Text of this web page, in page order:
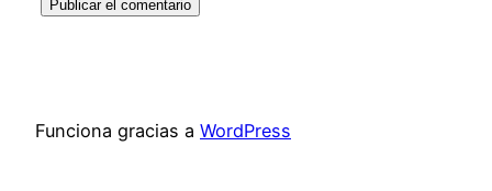
Funciona gracias a WordPress